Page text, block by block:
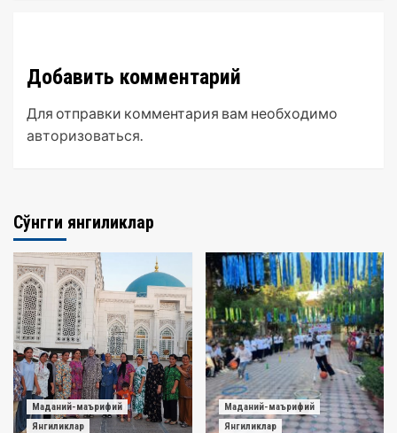
Добавить комментарий
Для отправки комментария вам необходимо
авторизоваться
Сўнгги янгиликлар
Маданий-маърифий
Янгиликлар
Маданий-маърифий
Янгиликлар